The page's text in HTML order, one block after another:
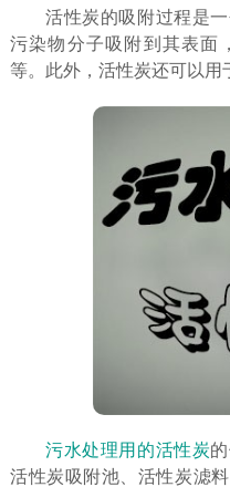
活性炭的吸附过程是
污染物分子吸附到其表面
等。此外，活性炭还可以用
污水处理用的活性炭
活性炭吸附池、活性炭滤